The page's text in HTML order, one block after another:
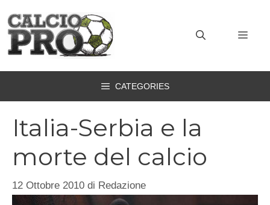
contenuto
CATEGORIES
Italia-Serbia e la
morte del calcio
12 Ottobre 2010 di Redazione